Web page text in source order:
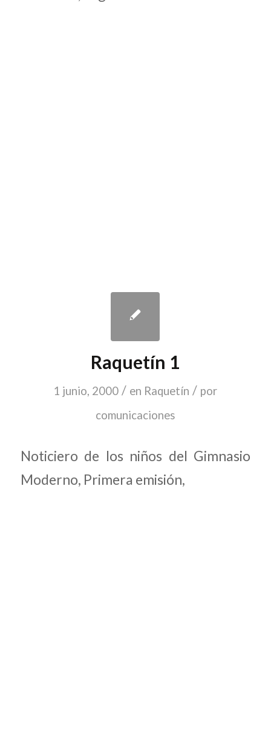
Raquetín 1
1 junio, 2000 / en Raquetín / por
comunicaciones
Noticiero de los niños del Gimnasio
Moderno, Primera emisión,